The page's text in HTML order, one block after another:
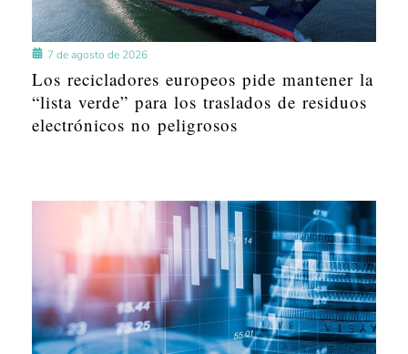
7 de agosto de 2026
Los recicladores europeos pide mantener la
“lista verde” para los traslados de residuos
electrónicos no peligrosos